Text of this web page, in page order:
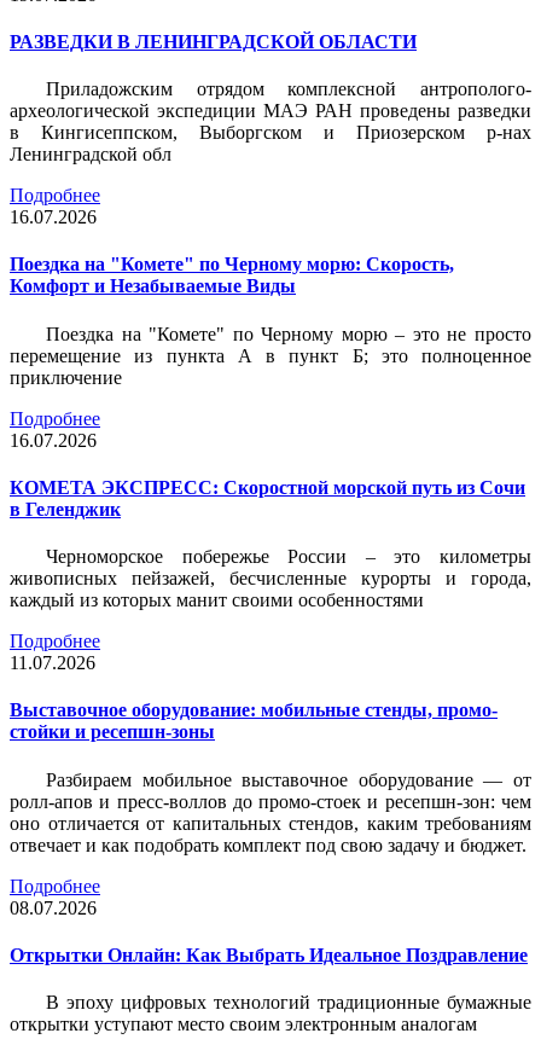
РАЗВЕДКИ В ЛЕНИНГРАДСКОЙ ОБЛАСТИ
Приладожским отрядом комплексной антрополого-
археологической экспедиции МАЭ РАН проведены разведки
в Кингисеппском, Выборгском и Приозерском р-нах
Ленинградской обл
Подробнее
16.07.2026
Поездка на "Комете" по Черному морю: Скорость,
Комфорт и Незабываемые Виды
Поездка на "Комете" по Черному морю – это не просто
перемещение из пункта А в пункт Б; это полноценное
приключение
Подробнее
16.07.2026
КОМЕТА ЭКСПРЕСС: Скоростной морской путь из Сочи
в Геленджик
Черноморское побережье России – это километры
живописных пейзажей, бесчисленные курорты и города,
каждый из которых манит своими особенностями
Подробнее
11.07.2026
Выставочное оборудование: мобильные стенды, промо-
стойки и ресепшн-зоны
Разбираем мобильное выставочное оборудование — от
ролл-апов и пресс-воллов до промо-стоек и ресепшн-зон: чем
оно отличается от капитальных стендов, каким требованиям
отвечает и как подобрать комплект под свою задачу и бюджет.
Подробнее
08.07.2026
Открытки Онлайн: Как Выбрать Идеальное Поздравление
В эпоху цифровых технологий традиционные бумажные
открытки уступают место своим электронным аналогам